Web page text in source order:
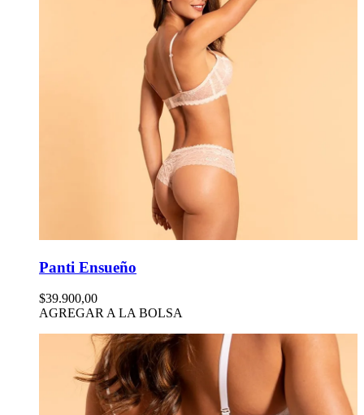
Panti Ensueño
$39.900,00
AGREGAR A LA BOLSA